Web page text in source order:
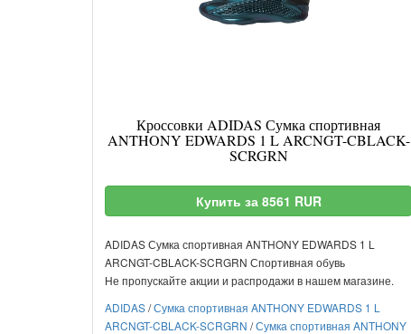
Кроссовки ADIDAS Сумка спортивная
ANTHONY EDWARDS 1 L ARCNGT-CBLACK-
SCRGRN
Купить за 8561 RUR
ADIDAS Сумка спортивная ANTHONY EDWARDS 1 L
ARCNGT-CBLACK-SCRGRN Спортивная обувь
Не пропускайте акции и распродажи в нашем магазине.
ADIDAS/Сумка спортивная ANTHONY EDWARDS 1 L
ARCNGT-CBLACK-SCRGRN /Сумка спортивная ANTHONY